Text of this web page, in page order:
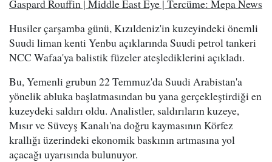
Gaspard Rouffin | Middle East Eye | Tercüme: Mepa News
Husiler çarşamba günü, Kızıldeniz'in kuzeyindeki önemli
Suudi liman kenti Yenbu açıklarında Suudi petrol tankeri
NCC Wafaa'ya balistik füzeler ateşlediklerini açıkladı.
Bu, Yemenli grubun 22 Temmuz'da Suudi Arabistan'a
yönelik abluka başlatmasından bu yana gerçekleştirdiği en
kuzeydeki saldırı oldu. Analistler, saldırıların kuzeye,
Mısır ve Süveyş Kanalı'na doğru kaymasının Körfez
krallığı üzerindeki ekonomik baskının artmasına yol
açacağı uyarısında bulunuyor.